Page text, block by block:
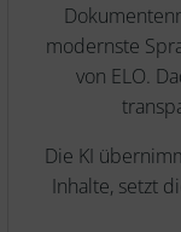
modernste
von ELO.
Die KI
Inhalte, setzt